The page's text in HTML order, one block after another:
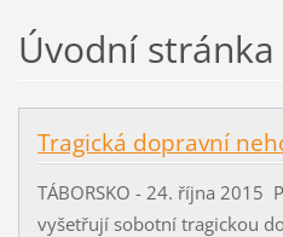
Úvodní stránka
Tragická dopravní
TÁBORSKO - 24. října 2015
vyšetřují sobotní tragickou